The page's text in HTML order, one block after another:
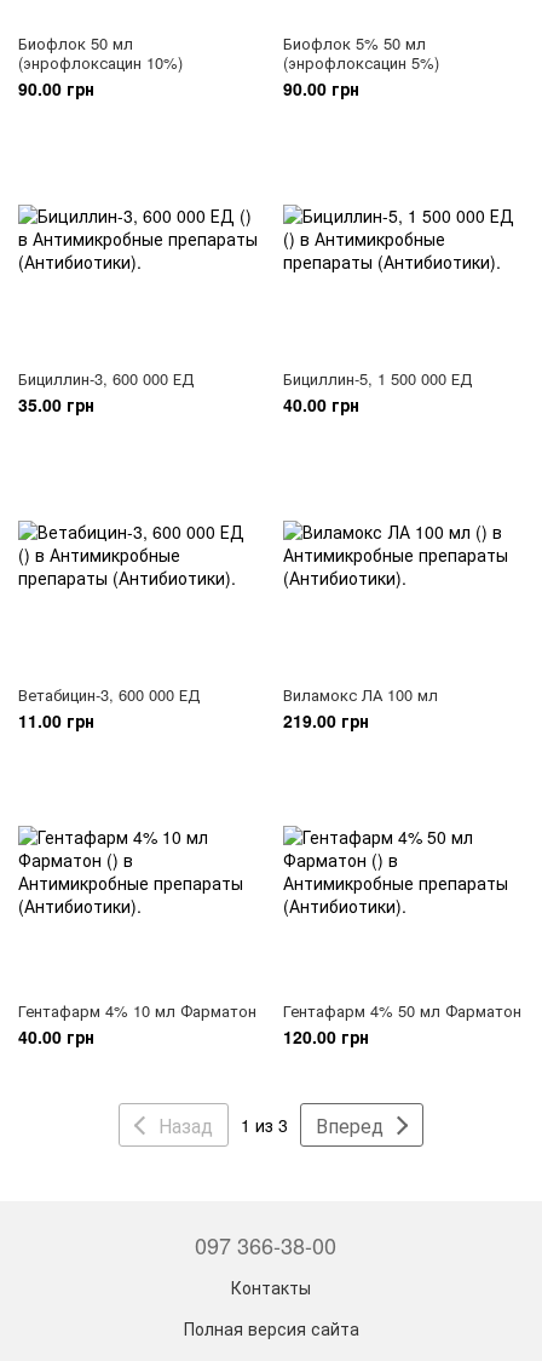
Биофлок 50 мл
(энрофлоксацин 10%)
90.00 грн
Биофлок 5% 50 мл
(энрофлоксацин 5%)
90.00 грн
Бициллин-3, 600 000 ЕД
35.00 грн
Бициллин-5, 1 500 000 ЕД
40.00 грн
Ветабицин-3, 600 000 ЕД
11.00 грн
Виламокс ЛА 100 мл
219.00 грн
Гентафарм 4% 10 мл Фарматон
40.00 грн
Гентафарм 4% 50 мл Фарматон
120.00 грн
Назад 1 из 3 Вперед
097 366-38-00
Контакты
Полная версия сайта